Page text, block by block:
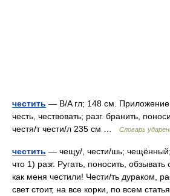
честить — B/A гл; 148 см. Приложение
честь, чествовать; разг. бранить,
честя/т чести/л 235 см …
Словарь
честить — чещу/, чести/шь;
что 1) разг. Ругать, поносить,
как меня честили! Чести/ть дураком,
свет стоит, на все корки, по всем